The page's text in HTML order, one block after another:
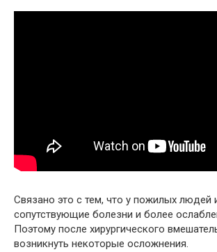
Связано это с тем, что у пожилых людей
сопутствующие болезни и более
Поэтому после хирургического
возникнуть некоторые осложнения.